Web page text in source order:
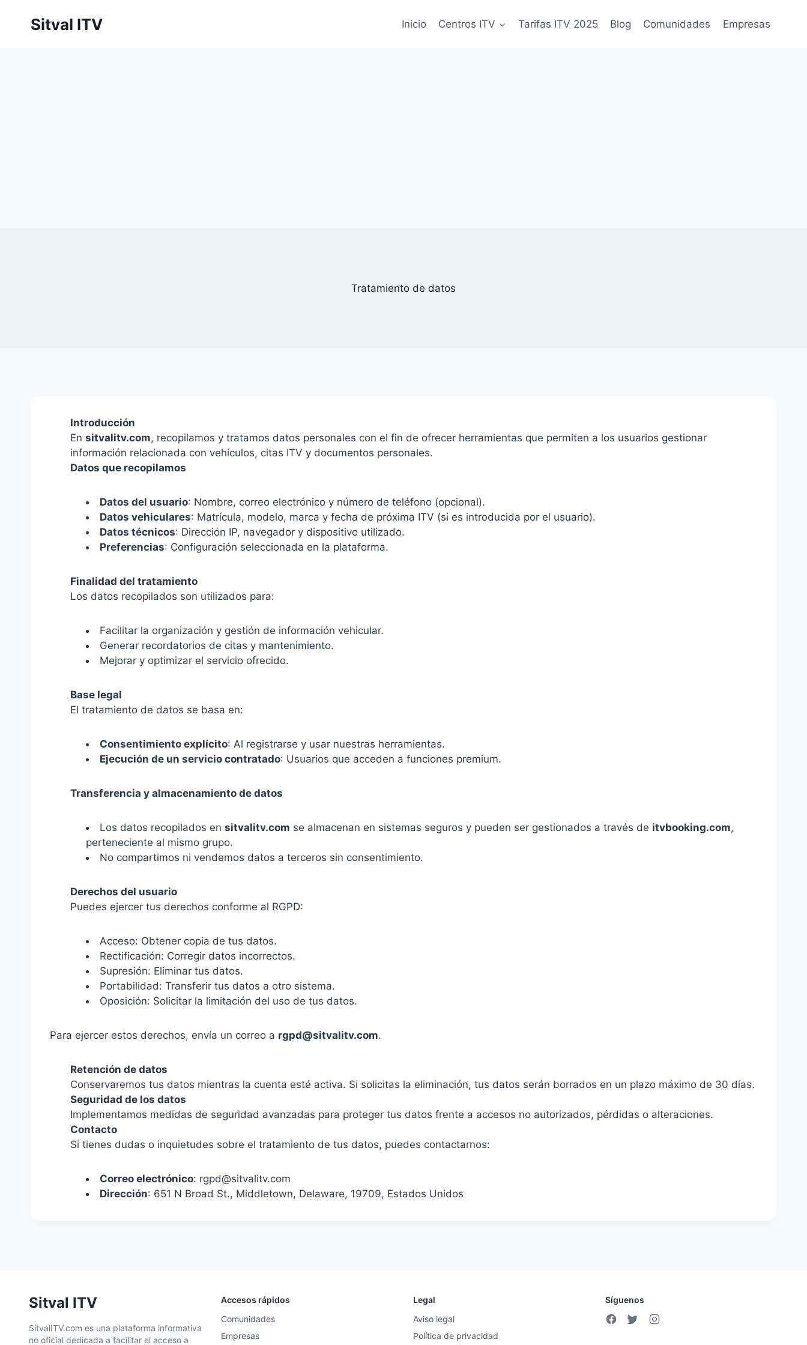
Sitval ITV Inicio Centros ITV Tarifas ITV 2025 Blog Comunidades Empresas
Tratamiento de datos
Introducción
En sitvalitv.com, recopilamos y tratamos datos personales con el fin de ofrecer herramientas que permiten a los usuarios gestionar
información relacionada con vehículos, citas ITV y documentos personales.
Datos que recopilamos
Datos del usuario: Nombre, correo electrónico y número de teléfono (opcional).
Datos vehiculares: Matrícula, modelo, marca y fecha de próxima ITV (si es introducida por el usuario).
Datos técnicos: Dirección IP, navegador y dispositivo utilizado.
Preferencias: Configuración seleccionada en la plataforma.
Finalidad del tratamiento
Los datos recopilados son utilizados para:
Facilitar la organización y gestión de información vehicular.
Generar recordatorios de citas y mantenimiento.
Mejorar y optimizar el servicio ofrecido.
Base legal
El tratamiento de datos se basa en:
Consentimiento explícito: Al registrarse y usar nuestras herramientas.
Ejecución de un servicio contratado: Usuarios que acceden a funciones premium.
Transferencia y almacenamiento de datos
Los datos recopilados en sitvalitv.com se almacenan en sistemas seguros y pueden ser gestionados a través de itvbooking.com,
perteneciente al mismo grupo.
No compartimos ni vendemos datos a terceros sin consentimiento.
Derechos del usuario
Puedes ejercer tus derechos conforme al RGPD:
Acceso: Obtener copia de tus datos.
Rectificación: Corregir datos incorrectos.
Supresión: Eliminar tus datos.
Portabilidad: Transferir tus datos a otro sistema.
Oposición: Solicitar la limitación del uso de tus datos.
Para ejercer estos derechos, envía un correo a rgpd@sitvalitv.com.
Retención de datos
Conservaremos tus datos mientras la cuenta esté activa. Si solicitas la eliminación, tus datos serán borrados en un plazo máximo de 30 días.
Seguridad de los datos
Implementamos medidas de seguridad avanzadas para proteger tus datos frente a accesos no autorizados, pérdidas o alteraciones.
Contacto
Si tienes dudas o inquietudes sobre el tratamiento de tus datos, puedes contactarnos:
Correo electrónico: rgpd@sitvalitv.com
Dirección: 651 N Broad St., Middletown, Delaware, 19709, Estados Unidos
Sitval ITV
SitvalITV.com es una plataforma informativa
no oficial dedicada a facilitar el acceso a
Accesos rápidos
Comunidades
Empresas
Legal
Aviso legal
Política de privacidad
Síguenos